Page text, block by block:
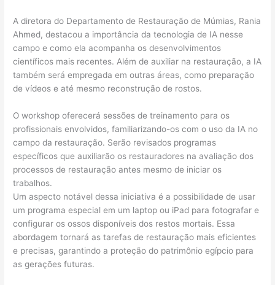
A diretora do Departamento de Restauração de Múmias, Rania
Ahmed, destacou a importância da tecnologia de IA nesse
campo e como ela acompanha os desenvolvimentos
científicos mais recentes. Além de auxiliar na restauração, a IA
também será empregada em outras áreas, como preparação
de vídeos e até mesmo reconstrução de rostos.
O workshop oferecerá sessões de treinamento para os
profissionais envolvidos, familiarizando-os com o uso da IA no
campo da restauração. Serão revisados programas
específicos que auxiliarão os restauradores na avaliação dos
processos de restauração antes mesmo de iniciar os
trabalhos.
Um aspecto notável dessa iniciativa é a possibilidade de usar
um programa especial em um laptop ou iPad para fotografar e
configurar os ossos disponíveis dos restos mortais. Essa
abordagem tornará as tarefas de restauração mais eficientes
e precisas, garantindo a proteção do patrimônio egípcio para
as gerações futuras.